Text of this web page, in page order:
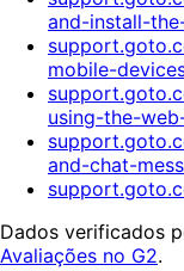
and-install-
mobile-
using-the-
and-chat-
Dados verificados
Avaliações no G2.